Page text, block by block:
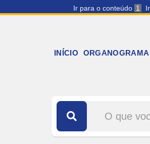
Ir para o conteúdo 1
INÍCIO ORGANOGRAMA